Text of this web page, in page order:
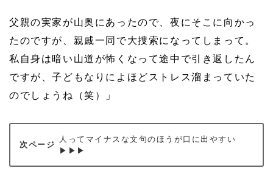
父親の実家が山奥にあったので、夜にそこに向かっ
たのですが、親戚一同で大捜索になってしまって。
私自身は暗い山道が怖くなって途中で引き返したん
ですが、子どもなりによほどストレス溜まっていた
のでしょうね（笑）」
人ってマイナスな文句のほうが口に出やすい
▶▶▶